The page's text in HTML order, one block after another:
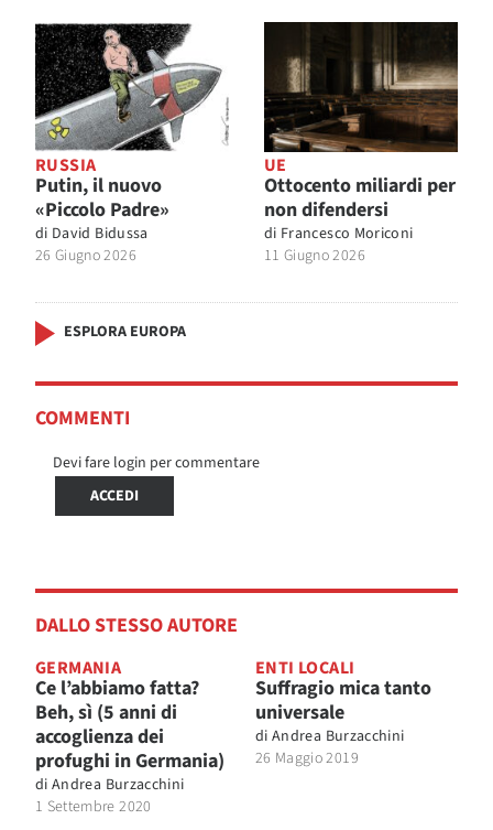
RUSSIA
Putin, il nuovo
«Piccolo Padre»
di David Bidussa
26 Giugno 2026
UE
Ottocento miliardi per
non difendersi
di Francesco Moriconi
11 Giugno 2026
ESPLORA EUROPA
COMMENTI
Devi fare login per commentare
ACCEDI
DALLO STESSO AUTORE
GERMANIA
Ce l’abbiamo fatta?
Beh, sì (5 anni di
accoglienza dei
profughi in Germania)
di Andrea Burzacchini
1 Settembre 2020
ENTI LOCALI
Suffragio mica tanto
universale
di Andrea Burzacchini
26 Maggio 2019